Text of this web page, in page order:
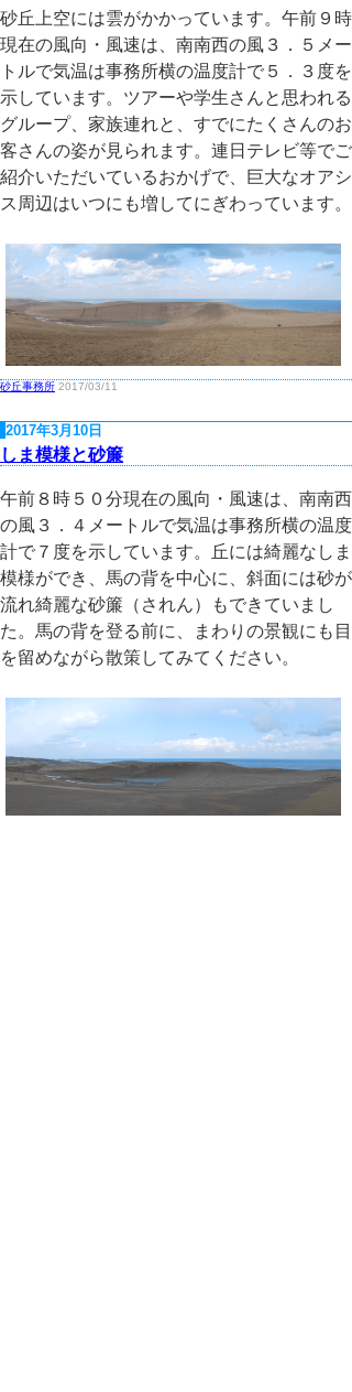
砂丘上空には雲がかかっています。午前９時
現在の風向・風速は、南南西の風３．５メー
トルで気温は事務所横の温度計で５．３度を
示しています。ツアーや学生さんと思われる
グループ、家族連れと、すでにたくさんのお
客さんの姿が見られます。連日テレビ等でご
紹介いただいているおかげで、巨大なオアシ
ス周辺はいつにも増してにぎわっています。
砂丘事務所 2017/03/11
2017年3月10日
しま模様と砂簾
午前８時５０分現在の風向・風速は、南南西
の風３．４メートルで気温は事務所横の温度
計で７度を示しています。丘には綺麗なしま
模様ができ、馬の背を中心に、斜面には砂が
流れ綺麗な砂簾（されん）もできていまし
た。馬の背を登る前に、まわりの景観にも目
を留めながら散策してみてください。